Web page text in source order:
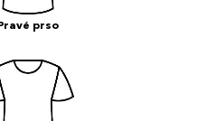
Pravé prso